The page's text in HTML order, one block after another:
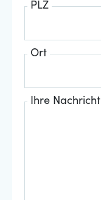
PLZ
Ort
Ihre Nachricht